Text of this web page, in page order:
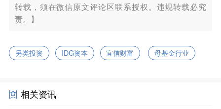
转载，须在微信原文评论区联系授权。违规转载必究
责。】
另类投资 IDG资本 宜信财富 母基金行业
相关资讯